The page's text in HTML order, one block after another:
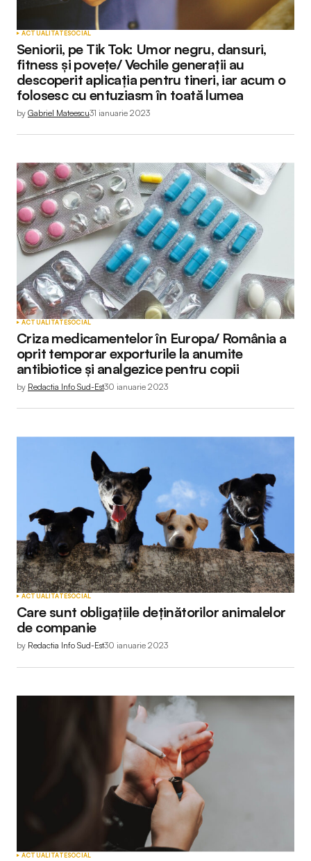
ACTUALITATESOCIAL
Seniorii, pe Tik Tok: Umor negru, dansuri,
fitness și povețe/ Vechile generații au
descoperit aplicația pentru tineri, iar acum o
folosesc cu entuziasm în toată lumea
by Gabriel Mateescu31 ianuarie 2023
ACTUALITATESOCIAL
Criza medicamentelor în Europa/ România a
oprit temporar exporturile la anumite
antibiotice și analgezice pentru copii
by Redactia Info Sud-Est30 ianuarie 2023
ACTUALITATESOCIAL
Care sunt obligațiile deținătorilor animalelor
de companie
by Redactia Info Sud-Est30 ianuarie 2023
ACTUALITATESOCIAL